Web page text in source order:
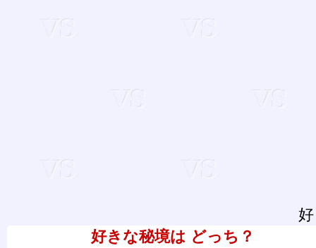
好きな秘境は どっち？